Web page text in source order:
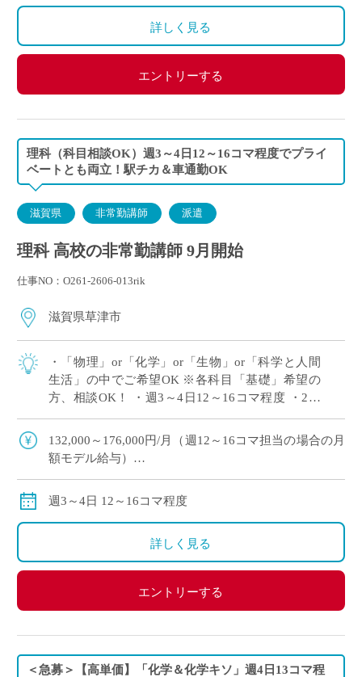
詳しく見る
エントリーする
理科（科目相談OK）週3～4日12～16コマ程度でプライ
ベートとも両立！駅チカ＆車通勤OK
滋賀県 非常勤講師 派遣
理科 高校の非常勤講師 9月開始
仕事NO：O261-2606-013rik
滋賀県草津市
・「物理」or「化学」or「生物」or「科学と人間
生活」の中でご希望OK ※各科目「基礎」希望の
方、相談OK！ ・週3～4日12～16コマ程度 ・2学
学校にて、理科の非常勤講 […]
132,000～176,000円/月（週12～16コマ担当の場合の月
額モデル給与）
算になります。
週3～4日 12～16コマ程度
詳しく見る
エントリーする
＜急募＞【高単価】「化学＆化学キソ」週4日13コマ程